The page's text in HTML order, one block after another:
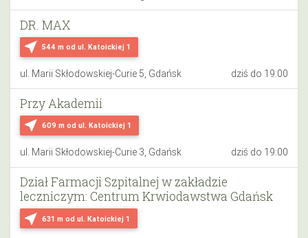
near_me 544 m od ul. Katoickiej 1
DR. MAX
ul. Marii Skłodowskiej-Curie 5, Gdańsk dziś do 19:00
near_me 609 m od ul. Katoickiej 1
Przy Akademii
ul. Marii Skłodowskiej-Curie 3, Gdańsk dziś do 19:00
near_me 631 m od ul. Katoickiej 1
Dział Farmacji Szpitalnej w zakładzie
leczniczym: Centrum Krwiodawstwa Gdańsk